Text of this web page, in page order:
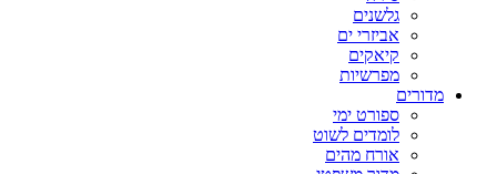
גלשנים
אביזרי ים
קיאקים
מפרשיות
מדורים
ספורט ימי
לומדים לשוט
אורח מהים